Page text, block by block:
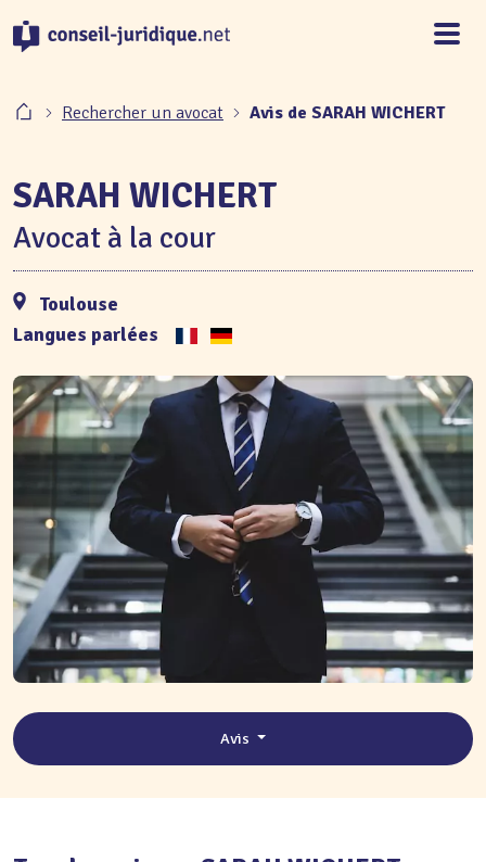
Rechercher un avocat Avis de SARAH WICHERT
SARAH WICHERT
Avocat à la cour
Toulouse
Langues parlées
Avis